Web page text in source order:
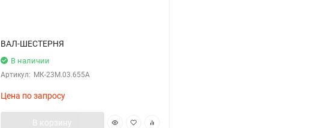
ВАЛ-ШЕСТЕРНЯ
В наличии
Артикул: МК-23М.03.655А
Цена по запросу
В корзину